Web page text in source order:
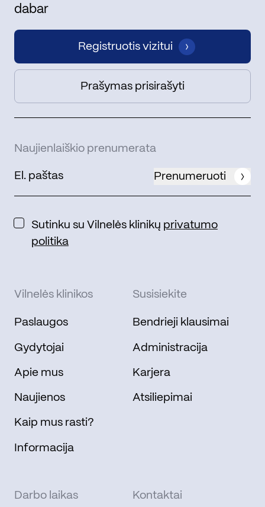
dabar
Registruotis vizitui
Prašymas prisirašyti
Naujienlaiškio prenumerata
Prenumeruoti
Sutinku su Vilnelės klinikų privatumo
politika
Vilnelės klinikos
Paslaugos
Gydytojai
Apie mus
Naujienos
Kaip mus rasti?
Informacija
Susisiekite
Bendrieji klausimai
Administracija
Karjera
Atsiliepimai
Darbo laikas Kontaktai